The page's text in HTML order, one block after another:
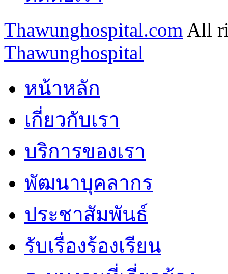
Thawunghospital.com All
Thawunghospital
หน้าหลัก
เกี่ยวกับเรา
บริการของเรา
พัฒนาบุคลากร
ประชาสัมพันธ์
รับเรื่องร้องเรียน